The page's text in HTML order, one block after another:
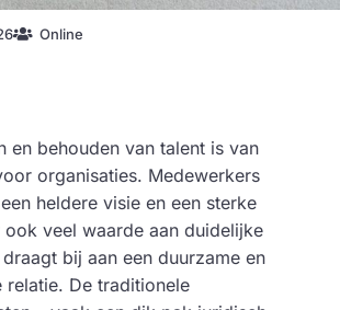
Online
en behouden van talent is van
organisaties. Medewerkers
heldere visie en een sterke
veel waarde aan duidelijke
bij aan een duurzame en
De traditionele